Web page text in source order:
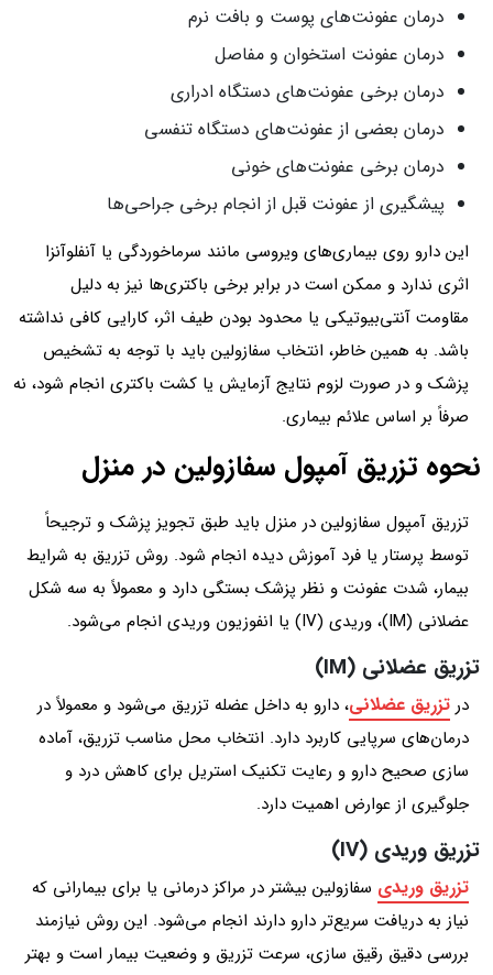
درمان عفونت‌های پوست و بافت نرم
درمان عفونت استخوان و مفاصل
درمان برخی عفونت‌های دستگاه ادراری
درمان بعضی از عفونت‌های دستگاه تنفسی
درمان برخی عفونت‌های خونی
پیشگیری از عفونت قبل از انجام برخی جراحی‌ها
این دارو روی بیماری‌های ویروسی مانند سرماخوردگی یا آنفلوآنزا
اثری ندارد و ممکن است در برابر برخی باکتری‌ها نیز به دلیل
مقاومت آنتی‌بیوتیکی یا محدود بودن طیف اثر، کارایی کافی نداشته
باشد. به همین خاطر، انتخاب سفازولین باید با توجه به تشخیص
پزشک و در صورت لزوم نتایج آزمایش یا کشت باکتری انجام شود، نه
صرفاً بر اساس علائم بیماری.
نحوه تزریق آمپول سفازولین در منزل
تزریق آمپول سفازولین در منزل باید طبق تجویز پزشک و ترجیحاً
توسط پرستار یا فرد آموزش‌ دیده انجام شود. روش تزریق به شرایط
بیمار، شدت عفونت و نظر پزشک بستگی دارد و معمولاً به سه شکل
عضلانی (IM)، وریدی (IV) یا انفوزیون وریدی انجام می‌شود.
تزریق عضلانی (IM)
در تزریق عضلانی، دارو به داخل عضله تزریق می‌شود و معمولاً در
درمان‌های سرپایی کاربرد دارد. انتخاب محل مناسب تزریق، آماده‌
سازی صحیح دارو و رعایت تکنیک استریل برای کاهش درد و
جلوگیری از عوارض اهمیت دارد.
تزریق وریدی (IV)
تزریق وریدی سفازولین بیشتر در مراکز درمانی یا برای بیمارانی که
نیاز به دریافت سریع‌تر دارو دارند انجام می‌شود. این روش نیازمند
بررسی دقیق رقیق‌ سازی، سرعت تزریق و وضعیت بیمار است و بهتر